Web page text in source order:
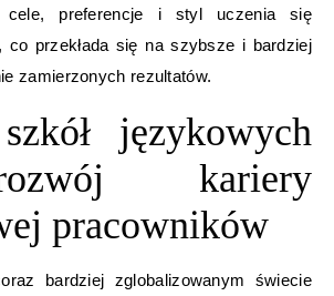
cele, preferencje i styl uczenia się
co przekłada się na szybsze i bardziej
zamierzonych rezultatów.
językowych
kariery
pracowników
bardziej zglobalizowanym świecie